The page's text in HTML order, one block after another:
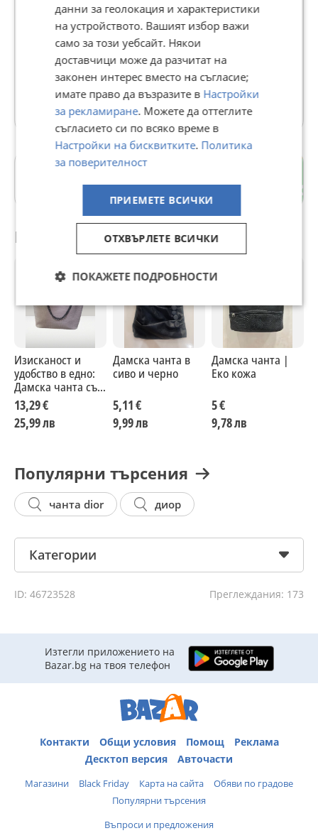
GRAND LUXE
В Bazar.BG от 22 април 2022г.
Последно активен днес в 23:42 ч.
28728 Обяви
Драгалевци
гр. София
Препоръчани за теб
Изисканост и
удобство в едно:
Дамска чанта със
синджир
13,29 €
25,99 лв
Дамска чанта в
сиво и черно
5,11 €
9,99 лв
Дамска чанта |
Еко кожа
5 €
9,78 лв
Популярни търсения
чанта dior диор
Категории
ID: 46723528 Преглеждания: 173
Изтегли приложението на
Bazar.bg на твоя телефон
Контакти Общи условия Помощ
Реклама
Десктоп версия
Авточасти
Магазини Black Friday Карта на сайта
Обяви по градове
Популярни търсения
Въпроси и предложения
данни за геолокация и характеристики
на устройството. Вашият избор важи
само за този уебсайт. Някои
доставчици може да разчитат на
законен интерес вместо на съгласие;
имате право да възразите в Настройки
за рекламиране. Можете да оттеглите
съгласието си по всяко време в
Настройки на бисквитките. Политика
за поверителност
ПРИЕМЕТЕ ВСИЧКИ
ОТХВЪРЛЕТЕ ВСИЧКИ
ПОКАЖЕТЕ ПОДРОБНОСТИ